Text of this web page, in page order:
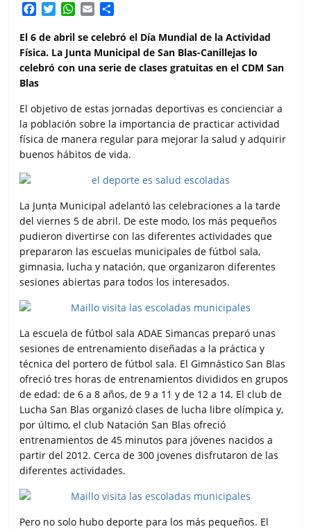
c
e
b
o
k
i
t
t
W
a
t
s
p
a
i
l
m
p
a
i
r
El 6 de abril se celebró el Día Mundial de la Actividad
Física. La Junta Municipal de San Blas-Canillejas lo
celebró con una serie de clases gratuitas en el CDM San
Blas
El objetivo de estas jornadas deportivas es concienciar a
la población sobre la importancia de practicar actividad
física de manera regular para mejorar la salud y adquirir
buenos hábitos de vida.
La Junta Municipal adelantó las celebraciones a la tarde
del viernes 5 de abril. De este modo, los más pequeños
pudieron divertirse con las diferentes actividades que
prepararon las escuelas municipales de fútbol sala,
gimnasia, lucha y natación, que organizaron diferentes
sesiones abiertas para todos los interesados.
La escuela de fútbol sala ADAE Simancas preparó unas
sesiones de entrenamiento diseñadas a la práctica y
técnica del portero de fútbol sala. El Gimnástico San Blas
ofreció tres horas de entrenamientos divididos en grupos
de edad: de 6 a 8 años, de 9 a 11 y de 12 a 14. El club de
Lucha San Blas organizó clases de lucha libre olímpica y,
por último, el club Natación San Blas ofreció
entrenamientos de 45 minutos para jóvenes nacidos a
partir del 2012. Cerca de 300 jovenes disfrutaron de las
diferentes actividades.
Pero no solo hubo deporte para los más pequeños. El